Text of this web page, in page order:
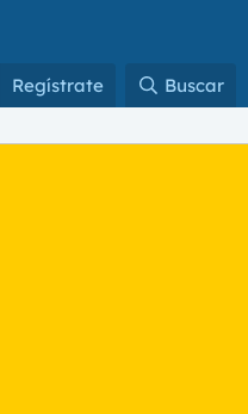
Regístrate Buscar